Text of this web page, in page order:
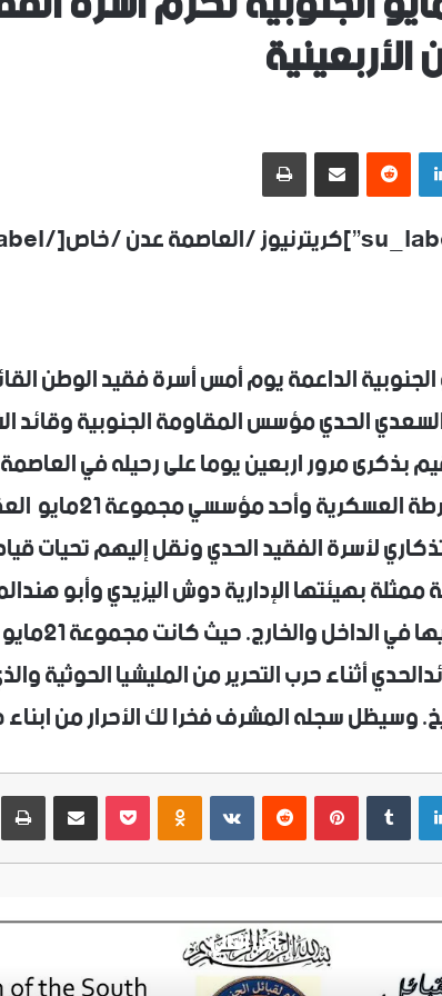
لينكدإن
‏Reddit مشاركة عبر البريد طباعة
٢١مايو الجنوبية الداعمة يوم أمس أسرة فقيد الوطن
الحدي مؤسس المقاومة الجنوبية وقائد
بذكرى مرور اربعين يوما على رحيله في
وقد قام القائد في الشرطة
لأسرة الفقيد الحدي ونقل إليهم تحيات
ممثلة بهيئتها الإدارية دوش اليزيدي وأبو
جميع اعضائها
أثناء حرب التحرير من المليشيا الحوثية
وسيظل سجله المشرف فخرا لك الأحرار من
لينكدإن
‏Tumblr بينتيريست
‏Reddit
‏VKontakte
Odnoklassniki
‫Pocketمشاركة عبر البريد
أقرأ التالي